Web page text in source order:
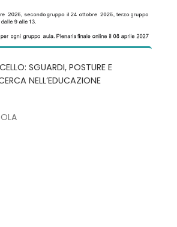
SGUARDI, POSTURE E
NELL’EDUCAZIONE